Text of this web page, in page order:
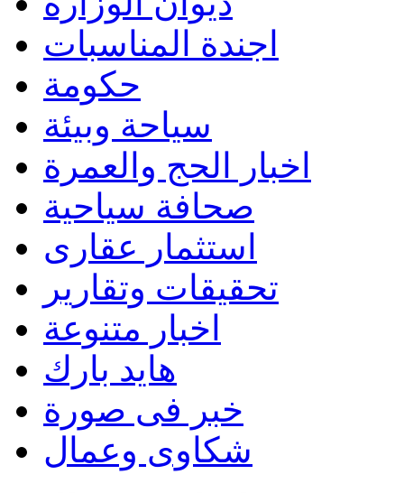
اجندة المناسبات
حكومة
سياحة وبيئة
اخبار الحج والعمرة
صحافة سياحية
استثمار عقارى
تحقيقات وتقارير
اخبار متنوعة
هايد بارك
خبر فى صورة
شكاوى وعمال